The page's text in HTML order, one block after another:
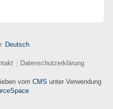
Deutsch
Datenschutzerklärung
vom CMS unter Verwendung